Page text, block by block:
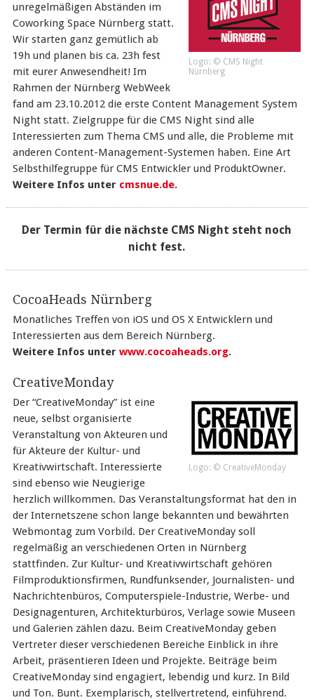
Logo: © CMS Night
Nürnberg
unregelmäßigen Abständen im
Coworking Space Nürnberg statt.
Wir starten ganz gemütlich ab
19h und planen bis ca. 23h fest
mit eurer Anwesendheit! Im
Rahmen der Nürnberg WebWeek
fand am 23.10.2012 die erste Content Management System
Night statt. Zielgruppe für die CMS Night sind alle
Interessierten zum Thema CMS und alle, die Probleme mit
anderen Content-Management-Systemen haben. Eine Art
Selbsthilfegruppe für CMS Entwickler und ProduktOwner.
Weitere Infos unter cmsnue.de.
Der Termin für die nächste CMS Night steht noch
nicht fest.
CocoaHeads Nürnberg
Monatliches Treffen von iOS und OS X Entwicklern und
Interessierten aus dem Bereich Nürnberg.
Weitere Infos unter www.cocoaheads.org.
CreativeMonday
Logo: © CreativeMonday
Der “CreativeMonday” ist eine
neue, selbst organisierte
Veranstaltung von Akteuren und
für Akteure der Kultur- und
Kreativwirtschaft. Interessierte
sind ebenso wie Neugierige
herzlich willkommen. Das Veranstaltungsformat hat den in
der Internetszene schon lange bekannten und bewährten
Webmontag zum Vorbild. Der CreativeMonday soll
regelmäßig an verschiedenen Orten in Nürnberg
stattfinden. Zur Kultur- und Kreativwirtschaft gehören
Filmproduktionsfirmen, Rundfunksender, Journalisten- und
Nachrichtenbüros, Computerspiele-Industrie, Werbe- und
Designagenturen, Architekturbüros, Verlage sowie Museen
und Galerien zählen dazu. Beim CreativeMonday geben
Vertreter dieser verschiedenen Bereiche Einblick in ihre
Arbeit, präsentieren Ideen und Projekte. Beiträge beim
CreativeMonday sind engagiert, lebendig und kurz. In Bild
und Ton. Bunt. Exemplarisch, stellvertretend, einführend.